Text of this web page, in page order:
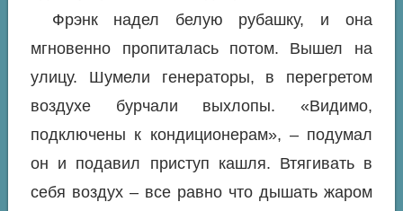
Фрэнк надел белую рубашку, и она
мгновенно пропиталась потом. Вышел на
улицу. Шумели генераторы, в перегретом
воздухе бурчали выхлопы. «Видимо,
подключены к кондиционерам», – подумал
он и подавил приступ кашля. Втягивать в
себя воздух – все равно что дышать жаром